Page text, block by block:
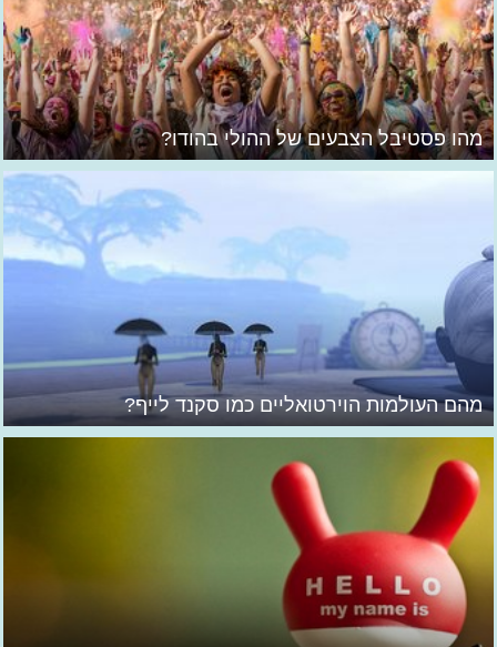
מהו פסטיבל הצבעים של ההולי בהודו?
מהם העולמות הוירטואליים כמו סקנד לייף?